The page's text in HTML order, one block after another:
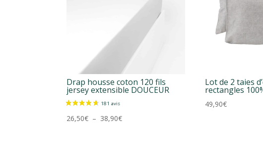
Drap housse coton 120 fils
jersey extensible DOUCEUR
26,50€ – 38,90€Plage
Lot de 2 taies
rectangles
49,90€